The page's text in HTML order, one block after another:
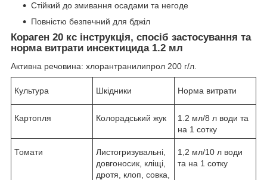
Стійкий до змивання осадами та негоде
Повністю безпечний для бджіл
Кораген 20 кс інструкція, спосіб застосування та
норма витрати инсектицида 1.2 мл
Активна речовина: хлорантранилипрол 200 г/л.
Культура Шкідники Норма витрати
Картопля Колорадський жук
1.2 мл/8 л води та
на 1 сотку
Томати
Листогризувальні,
довгоносик, кліщі,
дротя, клоп, совка,
1,2 мл/10 л води
та на 1 сотку